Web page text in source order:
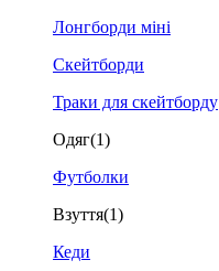
Лонгборди міні
Скейтборди
Траки для скейтборду
Одяг(1)
Футболки
Взуття(1)
Кеди